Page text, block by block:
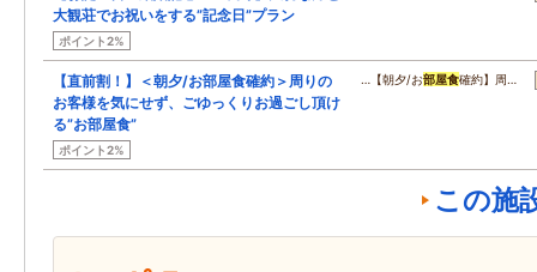
大観荘でお祝いをする”記念日”プラン
ポイント2%
【直前割！】＜朝夕/お部屋食確約＞周りの
お客様を気にせず、ごゆっくりお過ごし頂け
る”お部屋食”
ポイント2%
…【朝夕/お部屋食確約】周…
この施